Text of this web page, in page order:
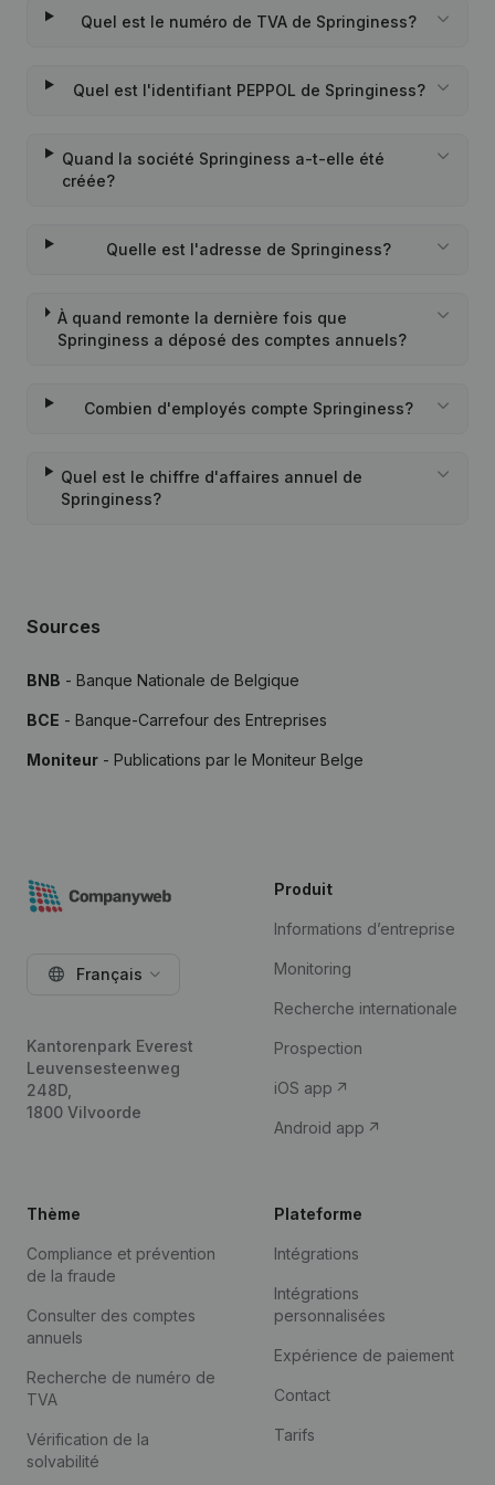
Quel est le numéro de TVA de Springiness?
Quel est l'identifiant PEPPOL de Springiness?
Quand la société Springiness a-t-elle été
créée?
Quelle est l'adresse de Springiness?
À quand remonte la dernière fois que
Springiness a déposé des comptes annuels?
Combien d'employés compte Springiness?
Quel est le chiffre d'affaires annuel de
Springiness?
Sources
BNB - Banque Nationale de Belgique
BCE - Banque-Carrefour des Entreprises
Moniteur - Publications par le Moniteur Belge
Français
Kantorenpark Everest
Leuvensesteenweg
248D,
1800 Vilvoorde
Produit
Informations d’entreprise
Monitoring
Recherche internationale
Prospection
iOS app
Android app
Thème
Compliance et prévention
de la fraude
Consulter des comptes
annuels
Recherche de numéro de
TVA
Vérification de la
solvabilité
Plateforme
Intégrations
Intégrations
personnalisées
Expérience de paiement
Contact
Tarifs